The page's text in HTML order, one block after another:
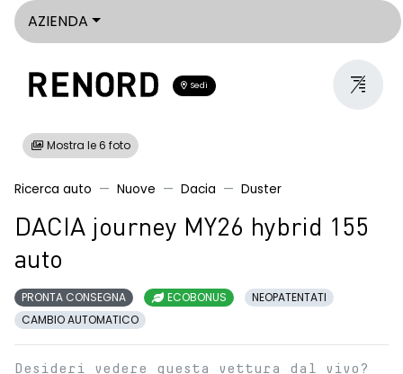
AZIENDA
Sedi
Mostra le 6 foto
Ricerca auto Nuove Dacia Duster
DACIA journey MY26 hybrid 155
auto
PRONTA CONSEGNA ECOBONUS
NEOPATENTATI
CAMBIO AUTOMATICO
Desideri vedere questa vettura dal vivo?